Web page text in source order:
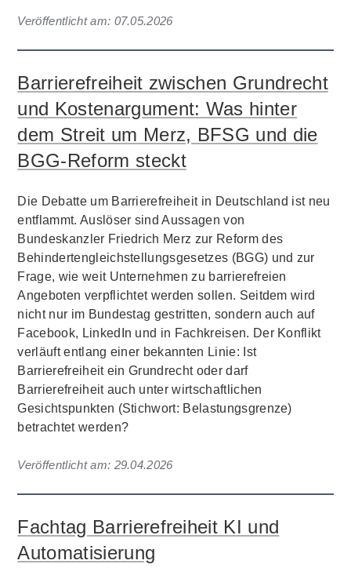
Veröffentlicht am: 07.05.2026
Barrierefreiheit zwischen Grundrecht
und Kostenargument: Was hinter
dem Streit um Merz, BFSG und die
BGG-Reform steckt
Die Debatte um Barrierefreiheit in Deutschland ist neu
entflammt. Auslöser sind Aussagen von
Bundeskanzler Friedrich Merz zur Reform des
Behindertengleichstellungsgesetzes (BGG) und zur
Frage, wie weit Unternehmen zu barrierefreien
Angeboten verpflichtet werden sollen. Seitdem wird
nicht nur im Bundestag gestritten, sondern auch auf
Facebook, LinkedIn und in Fachkreisen. Der Konflikt
verläuft entlang einer bekannten Linie: Ist
Barrierefreiheit ein Grundrecht oder darf
Barrierefreiheit auch unter wirtschaftlichen
Gesichtspunkten (Stichwort: Belastungsgrenze)
betrachtet werden?
Veröffentlicht am: 29.04.2026
Fachtag Barrierefreiheit KI und
Automatisierung